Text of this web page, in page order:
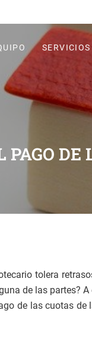
SERVICIOS
PAGO DE
tolera
de las partes?
de las cuotas